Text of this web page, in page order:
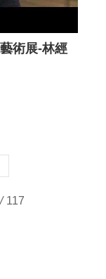
術展-林經
/ 117